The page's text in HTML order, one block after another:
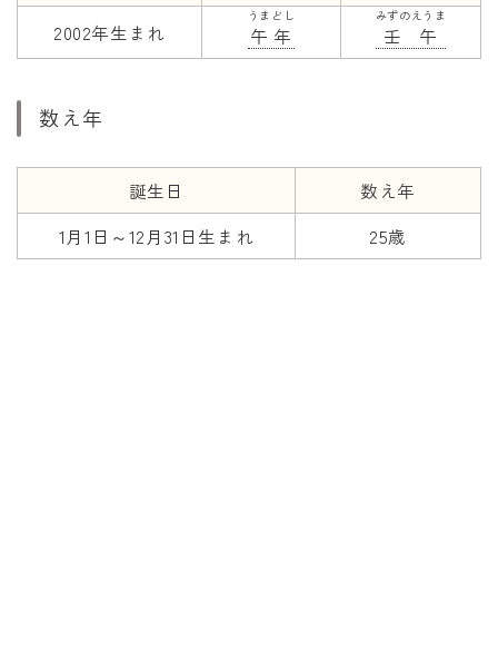
2002年生まれ
午年
うまどし
壬午
みずのえうま
数え年
誕生日
数え年
1月1日～12月31日生まれ
25歳